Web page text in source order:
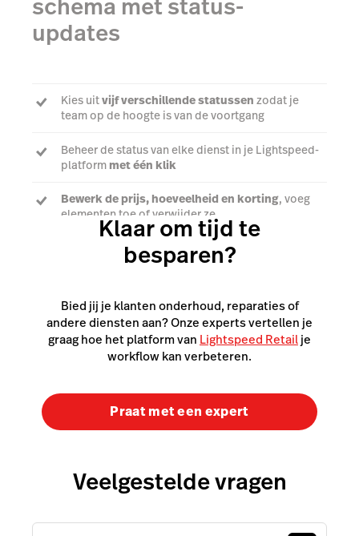
schema met status-
updates
Kies uitvijf verschillende statussen zodat je
team op de hoogte is van de voortgang
Beheer de status van elke dienst in je Lightspeed-
platform met één klik
Bewerk de prijs, hoeveelheid en korting, voeg
elementen toe of verwijder ze
Klaar om tijd te
besparen?
Bied jij je klanten onderhoud, reparaties of
andere diensten aan? Onze experts vertellen je
graag hoe het platform van Lightspeed Retailje
workflow kan verbeteren.
Praat met een expert
Veelgestelde vragen